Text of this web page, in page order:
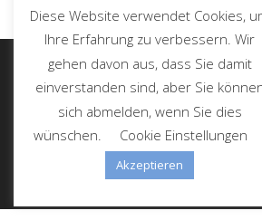
Impressum | Datenschutz | AGB &
Copyright © 2021 ABH-Thermo
Powered by
Diese Website verwendet Cookies,
Ihre Erfahrung zu verbessern. Wir
gehen davon aus, dass Sie damit
einverstanden sind, aber Sie
sich abmelden, wenn Sie dies
wünschen.
Cookie Einstellungen
Akzeptieren